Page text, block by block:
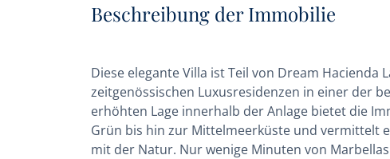
Beschreibung der Immobilie
Diese elegante Villa ist Teil von Dream Hacienda
zeitgenössischen Luxusresidenzen in einer der
erhöhten Lage innerhalb der Anlage bietet die
Grün bis hin zur Mittelmeerküste und vermittelt
mit der Natur. Nur wenige Minuten von